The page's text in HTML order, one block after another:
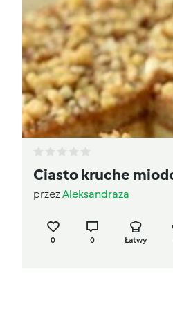
Ciasto kruche
przezAleksandraza
0 0 Łatwy